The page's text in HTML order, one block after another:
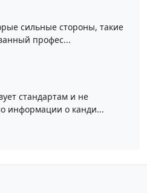
сильные стороны, такие
профес...
стандартам и не
информации о канди...